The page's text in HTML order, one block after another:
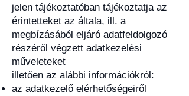
jelen tájékoztatóban tájékoztatja az
érintetteket az általa, ill. a
megbízásából eljáró adatfeldolgozó
részéről végzett adatkezelési
műveleteket
illetően az alábbi információkról:
az adatkezelő elérhetőségeiről